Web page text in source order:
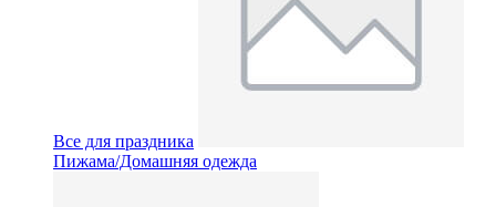
Все для праздника
Пижама/Домашняя одежда